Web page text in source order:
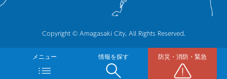
メニュー 情報を探す 防災・消防・緊急
Copyright © Amagasaki City, All Rights Reserved.